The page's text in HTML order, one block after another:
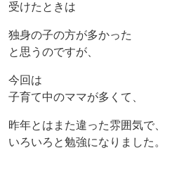
受けたときは
独身の子の方が多かった
と思うのですが、
今回は
子育て中のママが多くて、
昨年とはまた違った雰囲気で、
いろいろと勉強になりました。